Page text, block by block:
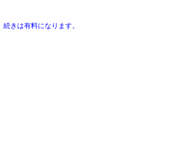
続きは有料になります。